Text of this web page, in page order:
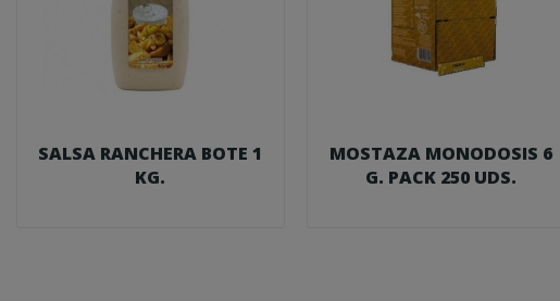
SALSA RANCHERA BOTE 1
KG.
MOSTAZA MONODOSIS 6
G. PACK 250 UDS.